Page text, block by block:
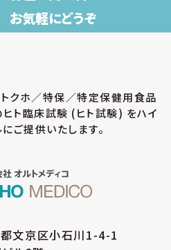
お気軽にどうぞ
クホ／特保／特定保健用食品
ヒト臨床試験 (ヒト試験) をハイ
ご提供いたします。
文京区小石川1-4-1